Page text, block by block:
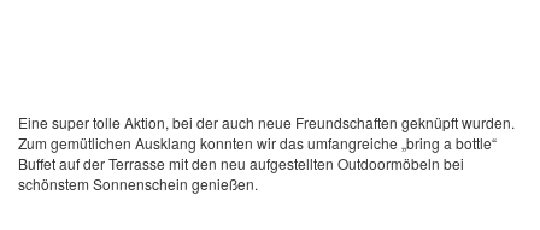
Eine super tolle Aktion, bei der auch neue Freundschaften geknüpft wurden.
Zum gemütlichen Ausklang konnten wir das umfangreiche „bring a bottle“
Buffet auf der Terrasse mit den neu aufgestellten Outdoormöbeln bei
schönstem Sonnenschein genießen.